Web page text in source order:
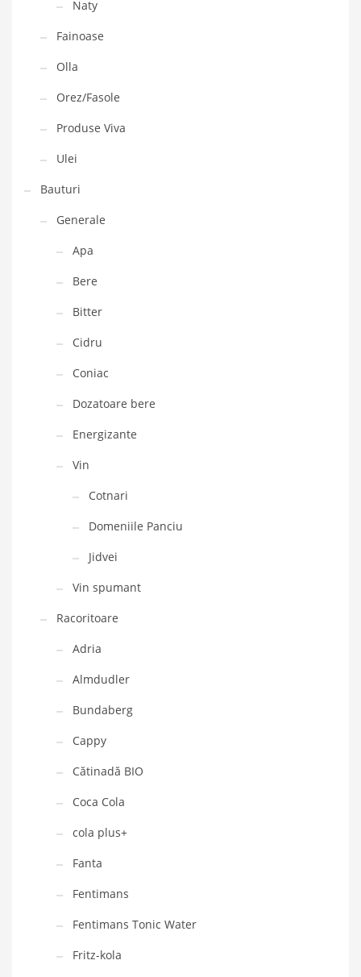
Naty
Fainoase
Olla
Orez/Fasole
Produse Viva
Ulei
Bauturi
Generale
Apa
Bere
Bitter
Cidru
Coniac
Dozatoare bere
Energizante
Vin
Cotnari
Domeniile Panciu
Jidvei
Vin spumant
Racoritoare
Adria
Almdudler
Bundaberg
Cappy
Cătinadă BIO
Coca Cola
cola plus+
Fanta
Fentimans
Fentimans Tonic Water
Fritz-kola